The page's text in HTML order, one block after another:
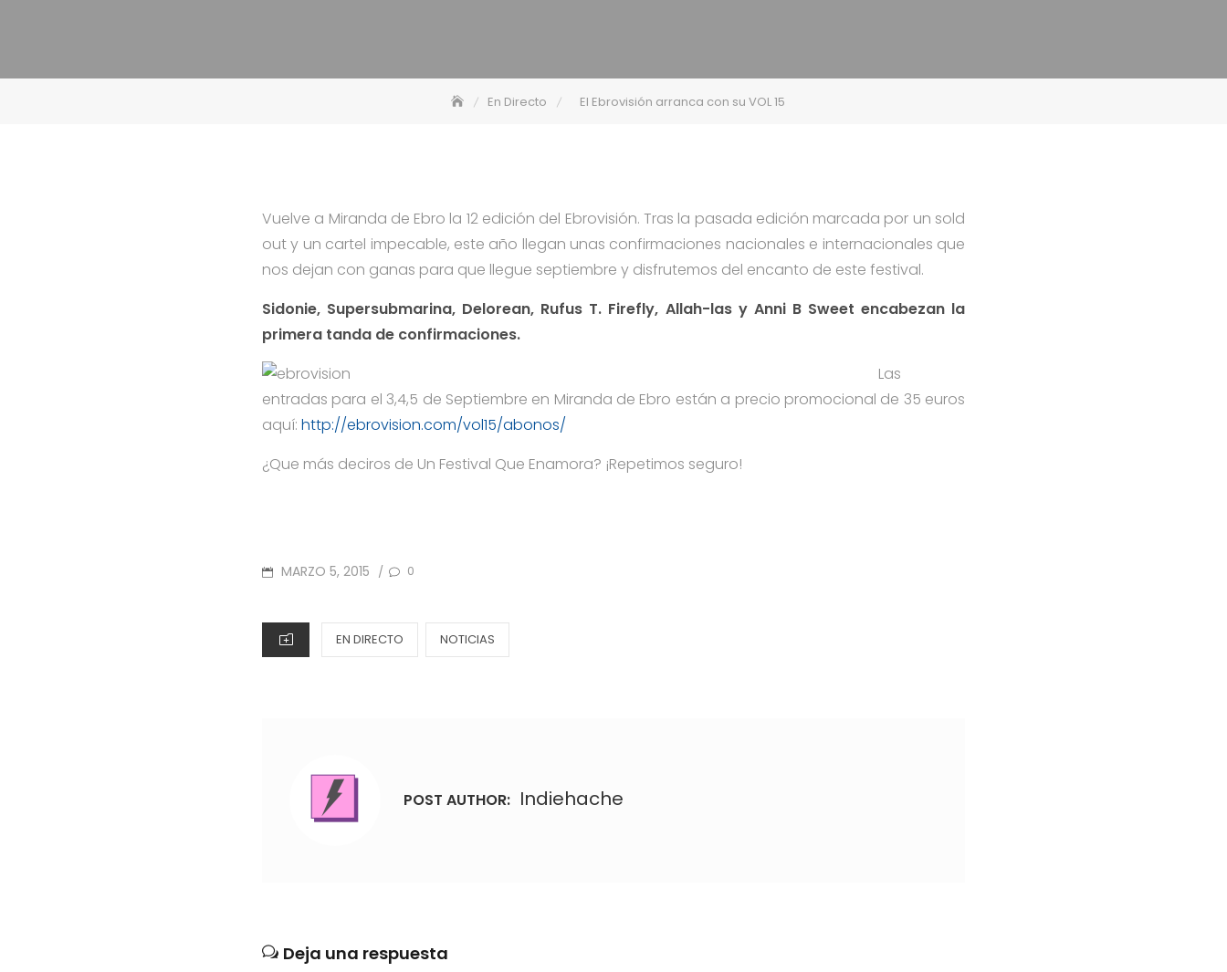
En Directo El Ebrovisión arranca con su VOL 15
Vuelve a Miranda de Ebro la 12 edición del Ebrovisión. Tras la pasada edición marcada por un sold
out y un cartel impecable, este año llegan unas confirmaciones nacionales e internacionales que
nos dejan con ganas para que llegue septiembre y disfrutemos del encanto de este festival.
Sidonie, Supersubmarina, Delorean, Rufus T. Firefly, Allah-las y Anni B Sweet encabezan la
primera tanda de confirmaciones.
Las
entradas para el 3,4,5 de Septiembre en Miranda de Ebro están a precio promocional de 35 euros
aquí: http://ebrovision.com/vol15/abonos/
¿Que más deciros de Un Festival Que Enamora? ¡Repetimos seguro!
POSTED
MARZO 5, 2015 / 0
CATEGORIES
EN DIRECTO NOTICIAS
POST AUTHOR: Indiehache
Deja una respuesta